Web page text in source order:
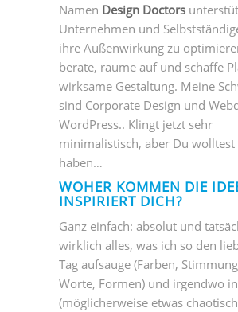
Namen Design Doctors
Unternehmen und
ihre Außenwirkung zu
berate, räume auf und schaffe
wirksame Gestaltung. Meine
sind Corporate Design und
WordPress.. Klingt jetzt sehr
minimalistisch, aber Du wolltest
haben…
WOHER KOMMEN DIE
INSPIRIERT DICH?
Ganz einfach: absolut und
wirklich alles, was ich so den
Tag aufsauge (Farben,
Worte, Formen) und irgendwo
(möglicherweise etwas